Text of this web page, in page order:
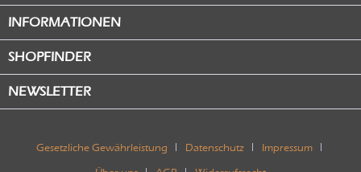
INFORMATIONEN
SHOPFINDER
NEWSLETTER
Gesetzliche Gewährleistung Datenschutz Impressum